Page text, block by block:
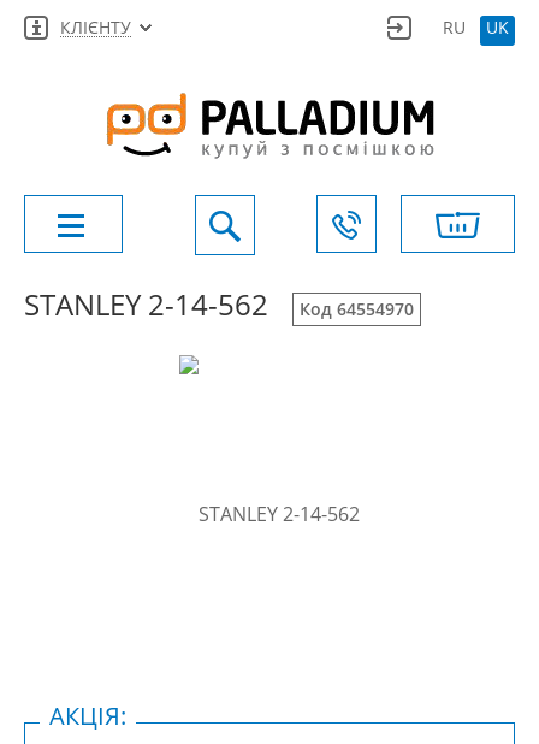
КЛІЄНТУ RU UK
STANLEY 2-14-562 Код 64554970
АКЦІЯ: